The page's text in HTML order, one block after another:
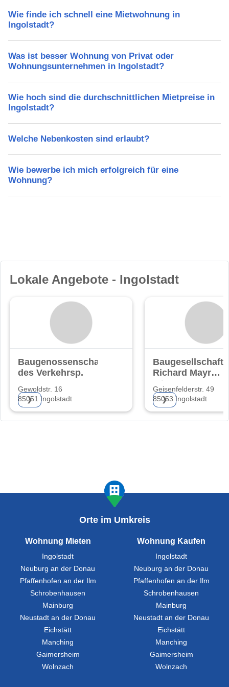
Wie finde ich schnell eine Mietwohnung in
Ingolstadt?
Was ist besser Wohnung von Privat oder
Wohnungsunternehmen in Ingolstadt?
Wie hoch sind die durchschnittlichen Mietpreise in
Ingolstadt?
Welche Nebenkosten sind erlaubt?
Wie bewerbe ich mich erfolgreich für eine
Wohnung?
Lokale Angebote - Ingolstadt
Baugenossenschaft
des Verkehrsp.
Gewoldstr. 16
85051 Ingolstadt
❯
Baugesellschaft
Richard Mayr
mbH
Geisenfelderstr. 49
85053 Ingolstadt
❯
Orte im Umkreis
Wohnung Mieten
Ingolstadt
Neuburg an der Donau
Pfaffenhofen an der Ilm
Schrobenhausen
Mainburg
Neustadt an der Donau
Eichstätt
Manching
Gaimersheim
Wolnzach
Wohnung Kaufen
Ingolstadt
Neuburg an der Donau
Pfaffenhofen an der Ilm
Schrobenhausen
Mainburg
Neustadt an der Donau
Eichstätt
Manching
Gaimersheim
Wolnzach